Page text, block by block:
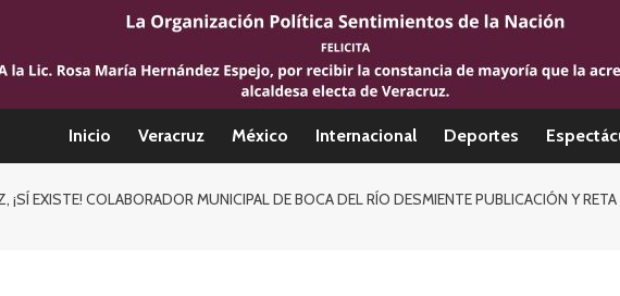
Inicio Veracruz México Internacional Deportes
¡SÍ EXISTE! COLABORADOR MUNICIPAL DE BOCA DEL RÍO DESMIENTE PUBLICACIÓN Y